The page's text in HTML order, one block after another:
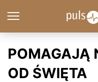
POMAGAJĄ
OD ŚWIĘTA